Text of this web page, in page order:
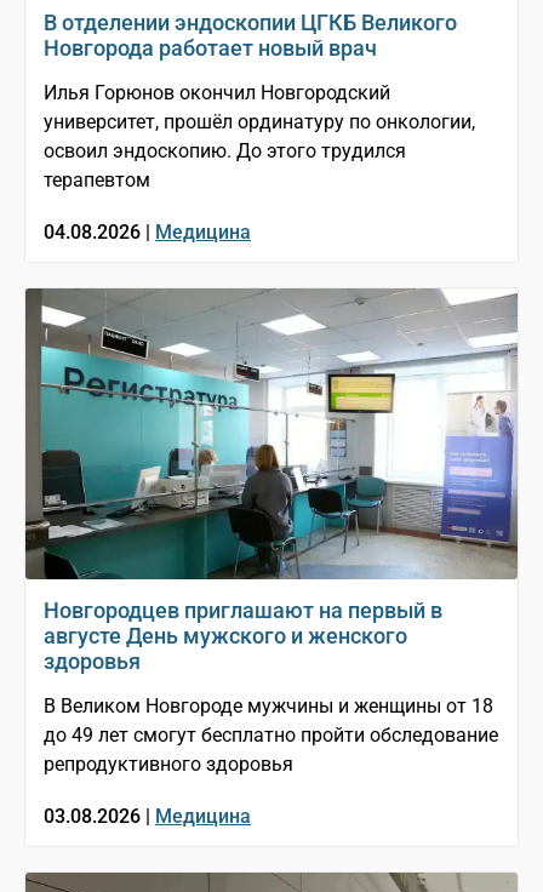
В отделении эндоскопии ЦГКБ Великого
Новгорода работает новый врач
Илья Горюнов окончил Новгородский
университет, прошёл ординатуру по онкологии,
освоил эндоскопию. До этого трудился
терапевтом
04.08.2026 | Медицина
Новгородцев приглашают на первый в
августе День мужского и женского
здоровья
В Великом Новгороде мужчины и женщины от 18
до 49 лет смогут бесплатно пройти обследование
репродуктивного здоровья
03.08.2026 | Медицина